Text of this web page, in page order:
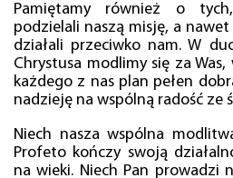
Pamiętamy również o
podzielali naszą misję, a
działali przeciwko nam. W
Chrystusa modlimy się za
każdego z nas plan pełen
nadzieję na wspólną radość ze
Niech nasza wspólna
Profeto kończy swoją
na wieki. Niech Pan prowadzi